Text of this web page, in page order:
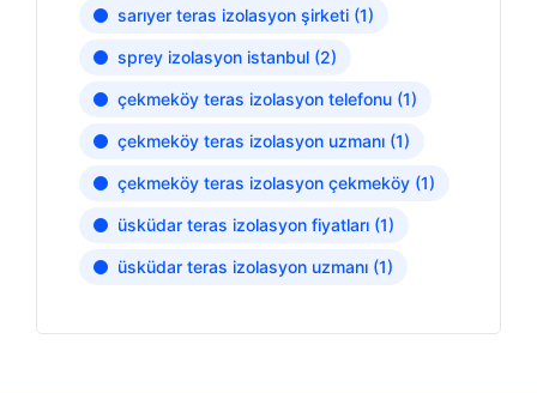
sarıyer teras izolasyon şirketi (1)
sprey izolasyon istanbul (2)
çekmeköy teras izolasyon telefonu (1)
çekmeköy teras izolasyon uzmanı (1)
çekmeköy teras izolasyon çekmeköy (1)
üsküdar teras izolasyon fiyatları (1)
üsküdar teras izolasyon uzmanı (1)